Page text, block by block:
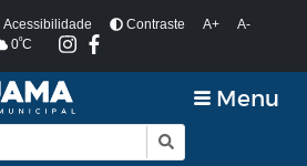
Acessibilidade Contraste A+
A-
0ºC
Menu